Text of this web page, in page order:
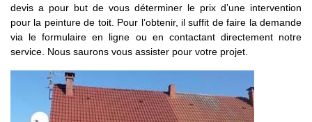
devis a pour but de vous déterminer le prix d’une intervention
pour la peinture de toit. Pour l’obtenir, il suffit de faire la demande
via le formulaire en ligne ou en contactant directement notre
service. Nous saurons vous assister pour votre projet.